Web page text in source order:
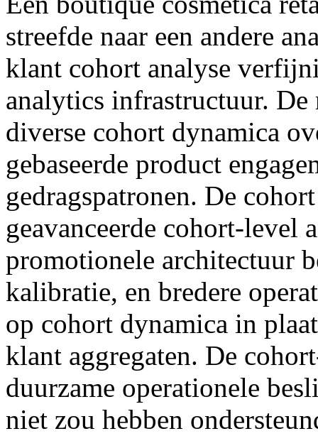
streefde naar een andere
klant cohort analyse
analytics infrastructuur. De
diverse cohort dynamica
gebaseerde product
gedragspatronen. De
geavanceerde cohort-level
promotionele architectuur
kalibratie, en bredere
op cohort dynamica in
klant aggregaten. De
duurzame operationele
niet zou hebben